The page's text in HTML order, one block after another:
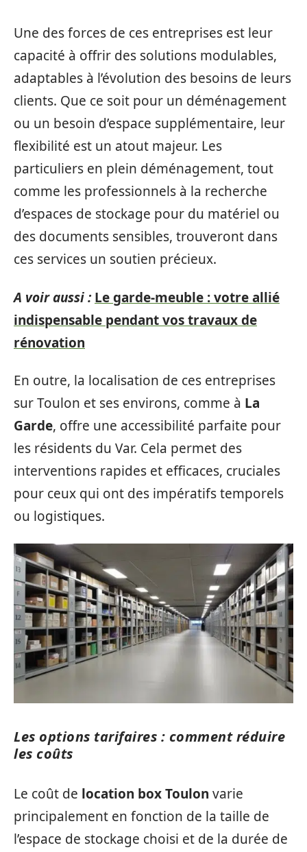
Une des forces de ces entreprises est leur
capacité à offrir des solutions modulables,
adaptables à l’évolution des besoins de leurs
clients. Que ce soit pour un déménagement
ou un besoin d’espace supplémentaire, leur
flexibilité est un atout majeur. Les
particuliers en plein déménagement, tout
comme les professionnels à la recherche
d’espaces de stockage pour du matériel ou
des documents sensibles, trouveront dans
ces services un soutien précieux.
A voir aussi : Le garde-meuble : votre allié
indispensable pendant vos travaux de
rénovation
En outre, la localisation de ces entreprises
sur Toulon et ses environs, comme à La
Garde, offre une accessibilité parfaite pour
les résidents du Var. Cela permet des
interventions rapides et efficaces, cruciales
pour ceux qui ont des impératifs temporels
ou logistiques.
Les options tarifaires : comment réduire
les coûts
Le coût de location box Toulon varie
principalement en fonction de la taille de
l’espace de stockage choisi et de la durée de